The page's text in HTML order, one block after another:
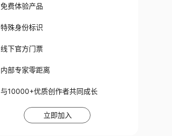
免费体验产品
特殊身份标识
线下官方门票
内部专家零距离
与10000+优质创作者共同成长
立即加入